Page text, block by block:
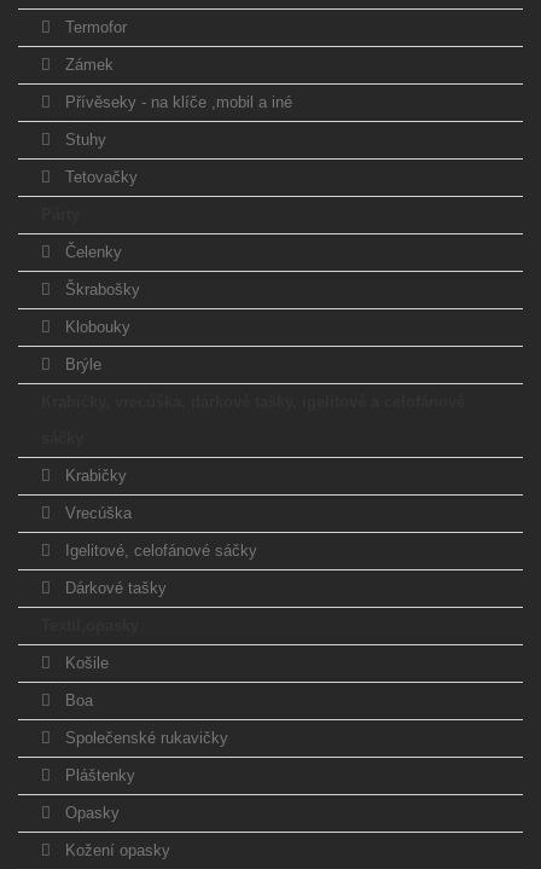
Termofor
Zámek
Přívěseky - na klíče ,mobil a iné
Stuhy
Tetovačky
Čelenky
Škrabošky
Klobouky
Brýle
Krabičky
Vrecúška
Igelitové, celofánové sáčky
Dárkové tašky
Košile
Boa
Společenské rukavičky
Pláštenky
Opasky
Kožení opasky